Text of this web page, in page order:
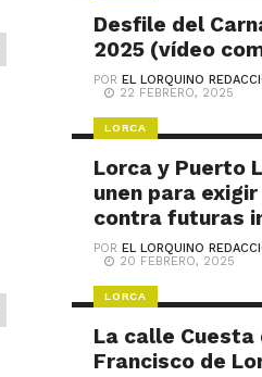
Desfile del
2025 (vídeo
POREL LORQUINO
22 FEBRERO, 2025
LORCA
Lorca y Puerto
unen para
contra futuras
POREL LORQUINO
20 FEBRERO, 2025
LORCA
La calle Cuesta
Francisco de